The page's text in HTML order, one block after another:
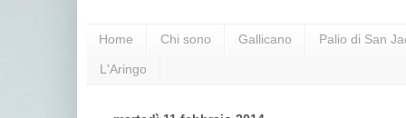
Home Chi sono Gallicano Palio di San
L'Aringo